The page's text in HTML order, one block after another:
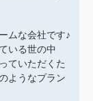
ムな会社です♪
いる世の中
ていただくた
ようなプラン